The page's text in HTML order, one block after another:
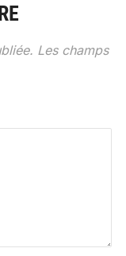
Les champs